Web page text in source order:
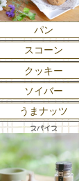
パン
スコーン
クッキー
ソイバー
うまナッツ
スパイス